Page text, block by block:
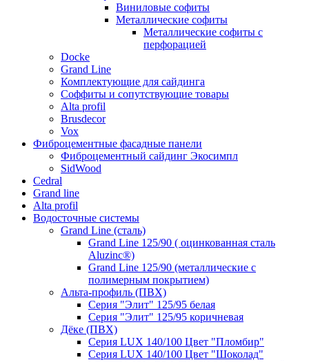
Виниловые софиты
Металлические софиты
Металлические софиты с
перфорацией
Docke
Grand Line
Комплектующие для сайдинга
Соффиты и сопутствующие товары
Alta profil
Brusdecor
Vox
Фиброцементные фасадные панели
Фиброцементный сайдинг Экосимпл
SidWood
Cedral
Grand line
Аlta profil
Водосточные системы
Grand Line (сталь)
Grand Line 125/90 ( оцинкованная сталь
Aluzinc®)
Grand Line 125/90 (металлические с
полимерным покрытием)
Альта-профиль (ПВХ)
Серия "Элит" 125/95 белая
Серия "Элит" 125/95 коричневая
Дёке (ПВХ)
Серия LUX 140/100 Цвет "Пломбир"
Серия LUX 140/100 Цвет "Шоколад"